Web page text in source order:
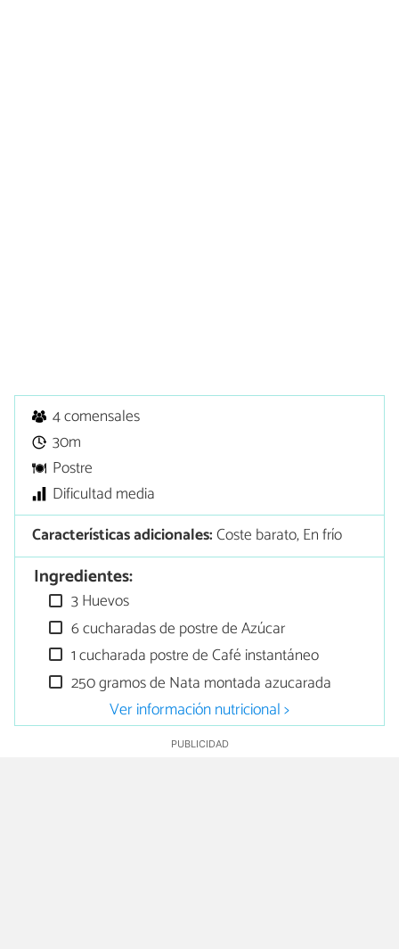
4 comensales
30m
Postre
Dificultad media
Características adicionales:Coste barato, En frío
Ingredientes:
3 Huevos
6 cucharadas de postre de Azúcar
1 cucharada postre de Café instantáneo
250 gramos de Nata montada azucarada
Ver información nutricional >